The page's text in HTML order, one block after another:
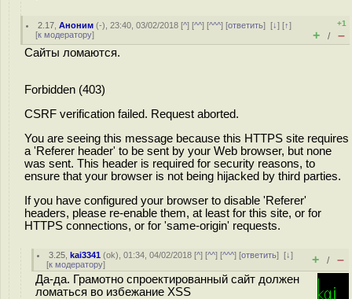
2.17 ,Аноним (-), 23:40, 03/02/2018 [^] [^^] [^^^] [ответить][↓] [↑]
[к модератору]
+1
+ / –
Сайты ломаются.
Forbidden (403)
CSRF verification failed. Request aborted.
You are seeing this message because this HTTPS site requires
a 'Referer header' to be sent by your Web browser, but none
was sent. This header is required for security reasons, to
ensure that your browser is not being hijacked by third parties.
If you have configured your browser to disable 'Referer'
headers, please re-enable them, at least for this site, or for
HTTPS connections, or for 'same-origin' requests.
3.25 ,kai3341 (ok), 01:34, 04/02/2018 [^] [^^] [^^^] [ответить][↓]
[к модератору] + / –
Да-да. Грамотно спроектированный сайт должен
ломаться во избежание XSS